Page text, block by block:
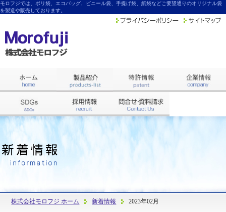
モロフジでは、ポリ袋、エコバッグ、ビニール袋、手提げ袋、紙袋などご要望通りのオリジナル袋
を製造や販売しております。
株式会社モロフジ ホーム 新着情報 2023年02月